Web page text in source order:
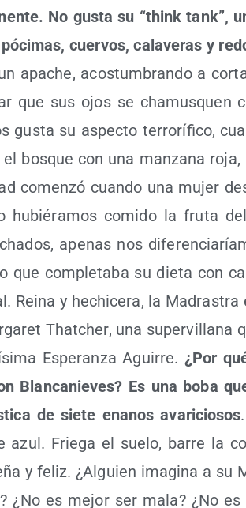
No gus­ta su “think tank”,
cuer­vos, cala­ve­ras y
apa­che, acos­tum­bran­do a
que sus ojos se cha­mus­quen
gus­ta su aspec­to terro­rí­fi­co,
bos­que con una man­za­na
comen­zó cuan­do una mujer
hubié­ra­mos comi­do la fru­ta
ape­nas nos
que com­ple­ta­ba su die­ta con
Rei­na y hechi­ce­ra, la
That­cher, una super­vi­lla­na
Espe­ran­za Agui­rre. ¿Por
Blan­ca­nie­ves? Es una boba
de sie­te enanos ava­ri­cio­sos
azul. Frie­ga el sue­lo, barre la
y feliz. ¿Alguien ima­gi­na a su
¿No es mejor ser mala? ¿No